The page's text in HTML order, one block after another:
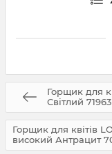
Горщик для
Світлий 71963
Горщик для квітів
високий Антрацит